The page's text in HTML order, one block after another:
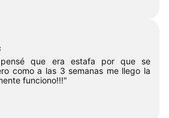
que era estafa por que se
como a las 3 semanas me llego la
funciono!!!"